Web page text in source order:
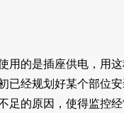
用的是插座供电，用
已经规划好某个部位
足的原因，使得监控